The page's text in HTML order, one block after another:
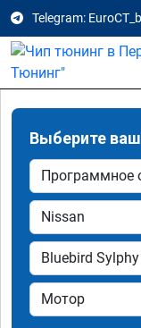
Telegram:
Выберите